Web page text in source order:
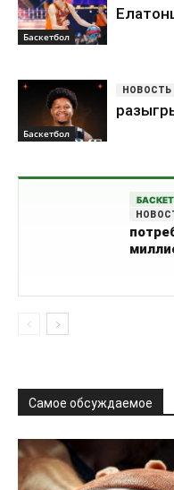
Баскетбол
Баскетбол
Самое обсуждаемое